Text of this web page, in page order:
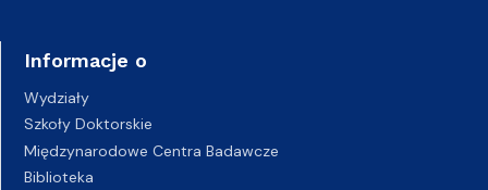
Informacje o
Wydziały
Szkoły Doktorskie
Międzynarodowe Centra Badawcze
Biblioteka